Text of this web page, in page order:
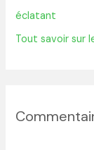
éclatant
Tout savoir sur